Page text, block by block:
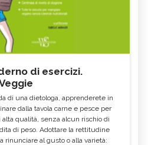
di esercizi.
di una dietologa, apprenderete in
dalla tavola carne e pesce per
qualità, senza alcun rischio di
di peso. Adottare la rettitudine
rinunciare al gusto o alla varietà: